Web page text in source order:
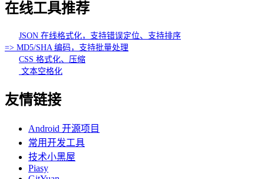
在线工具推荐
JSON 在线格式化，支持错误定位、支持排序
=> MD5/SHA 编码，支持批量处理
CSS 格式化、压缩
文本空格化
友情链接
Android 开源项目
常用开发工具
技术小黑屋
Piasy